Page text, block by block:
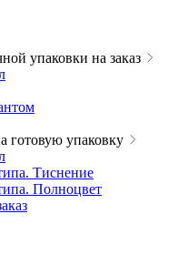
упаковки на заказ
готовую упаковку
Тиснение
Полноцвет